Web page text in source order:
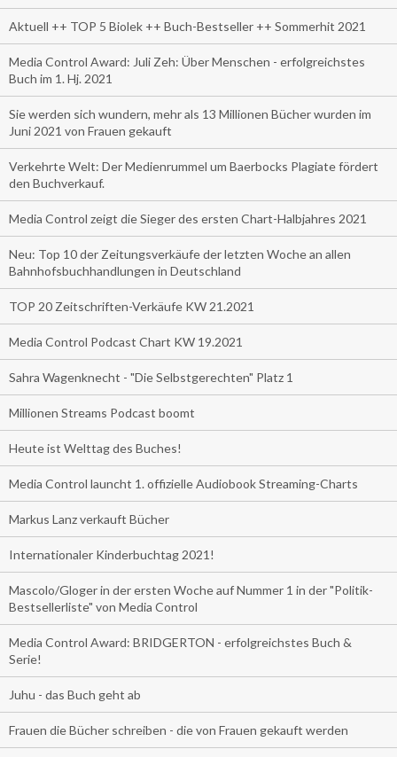
Aktuell ++ TOP 5 Biolek ++ Buch-Bestseller ++ Sommerhit 2021
Media Control Award: Juli Zeh: Über Menschen - erfolgreichstes
Buch im 1. Hj. 2021
Sie werden sich wundern, mehr als 13 Millionen Bücher wurden im
Juni 2021 von Frauen gekauft
Verkehrte Welt: Der Medienrummel um Baerbocks Plagiate fördert
den Buchverkauf.
Media Control zeigt die Sieger des ersten Chart-Halbjahres 2021
Neu: Top 10 der Zeitungsverkäufe der letzten Woche an allen
Bahnhofsbuchhandlungen in Deutschland
TOP 20 Zeitschriften-Verkäufe KW 21.2021
Media Control Podcast Chart KW 19.2021
Sahra Wagenknecht - "Die Selbstgerechten" Platz 1
Millionen Streams Podcast boomt
Heute ist Welttag des Buches!
Media Control launcht 1. offizielle Audiobook Streaming-Charts
Markus Lanz verkauft Bücher
Internationaler Kinderbuchtag 2021!
Mascolo/Gloger in der ersten Woche auf Nummer 1 in der "Politik-
Bestsellerliste" von Media Control
Media Control Award: BRIDGERTON - erfolgreichstes Buch &
Serie!
Juhu - das Buch geht ab
Frauen die Bücher schreiben - die von Frauen gekauft werden